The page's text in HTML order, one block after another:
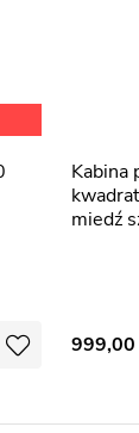
Kabina prysznicowa
miedź
999,00